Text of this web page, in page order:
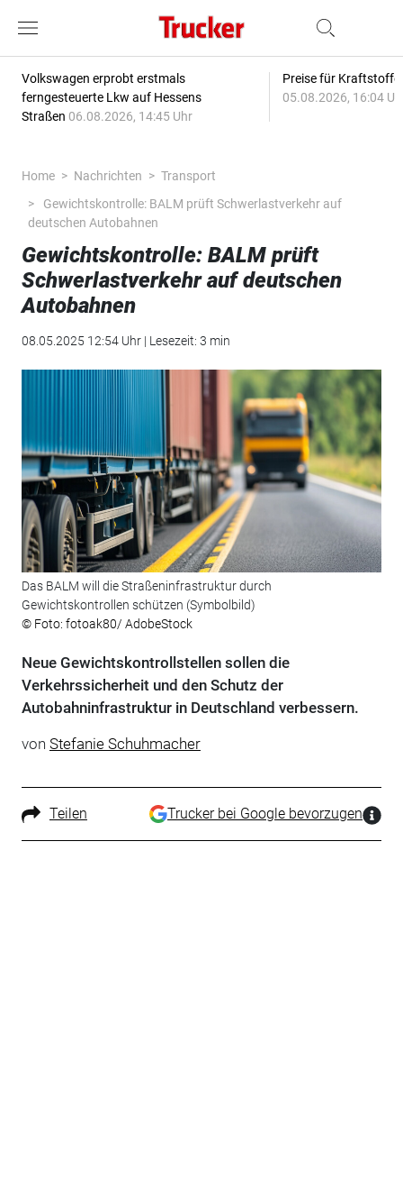
Volkswagen erprobt erstmals
ferngesteuerte Lkw auf Hessens
Straßen 06.08.2026, 14:45 Uhr
Preise für
05.08.2026, 16:04
Home Nachrichten
Transport
Gewichtskontrolle: BALM prüft Schwerlastverkehr auf
deutschen Autobahnen
Gewichtskontrolle: BALM prüft
Schwerlastverkehr auf deutschen
Autobahnen
08.05.2025 12:54 Uhr | Lesezeit: 3 min
Das BALM will die Straßeninfrastruktur durch
Gewichtskontrollen schützen (Symbolbild)
© Foto: fotoak80/ AdobeStock
Neue Gewichtskontrollstellen sollen die
Verkehrssicherheit und den Schutz der
Autobahninfrastruktur in Deutschland verbessern.
von Stefanie Schuhmacher
Teilen Trucker bei Google bevorzugen